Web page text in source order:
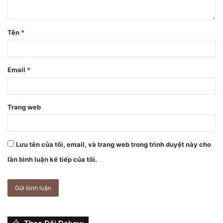
Ảnh concept iPhone 13.
Năm ngoái, với dòng iPhone 12, Apple đã loại bỏ cục sạc
dịch đã giúp thúc đẩy sự quan tâm của người dùng đến
Tên *
Email *
Trang web
Lưu tên của tôi, email, và trang web trong trình duyệt này cho
lần bình luận kế tiếp của tôi.